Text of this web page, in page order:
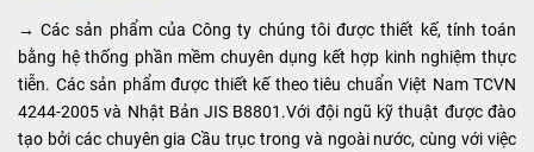
nhà máy,
nhà xưởng
sản xuất,
…
hướng dẫn lực
chọn loại
palang phù hợp
với nhu cầu và
mục đích sử
khớp nối ray
điện cầu trục
3P giúp đảm
bảo sự liên kết
chắc chắn và
xuất trong hệ
thống công
nghiệp. Điểm
đặc biệt của
sản phẩm là
→ Các sản phẩm của Công ty chúng tôi được thiết kế, tính toán
bằng hệ thống phần mềm chuyên dụng kết hợp kinh nghiệm thực
tiễn. Các sản phẩm được thiết kế theo tiêu chuẩn Việt Nam TCVN
4244-2005 và Nhật Bản JIS B8801.Với đội ngũ kỹ thuật được đào
tạo bởi các chuyên gia Cầu trục trong và ngoài nước, cùng với việc